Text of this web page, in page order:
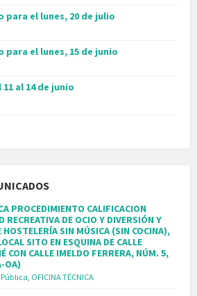
el lunes, 20 de julio
el lunes, 15 de junio
al 14 de junio
PROCEDIMIENTO CALIFICACION
RECREATIVA DE OCIO Y DIVERSIÓN Y
HOSTELERÍA SIN MÚSICA (SIN COCINA),
SITO EN ESQUINA DE CALLE
CON CALLE IMELDO FERRERA, NÚM. 5,
OA)
, OFICINA TÉCNICA